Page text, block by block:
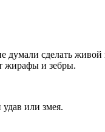
думали сделать живой
жирафы и зебры.
или змея.